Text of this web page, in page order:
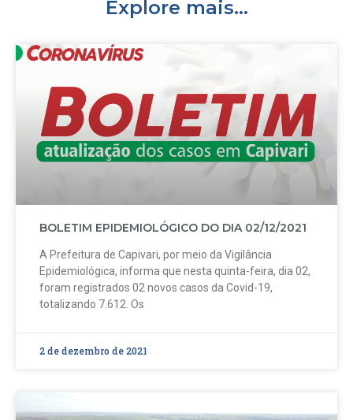
Explore mais...
BOLETIM EPIDEMIOLÓGICO DO DIA 02/12/2021
A Prefeitura de Capivari, por meio da Vigilância
Epidemiológica, informa que nesta quinta-feira, dia 02,
foram registrados 02 novos casos da Covid-19,
totalizando 7.612. Os
2 de dezembro de 2021